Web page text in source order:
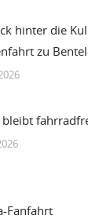
hinter die
zu
Fanfahrt